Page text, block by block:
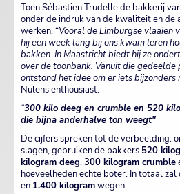
Toen Sébastien Trudelle de bakkerij
onder de indruk van de kwaliteit en de
werken. “Vooral de Limburgse vlaaien
hij een week lang bij ons kwam leren
bakken. In Maastricht biedt hij ze
over de toonbank. Vanuit die gedeelde
ontstond het idee om er iets bijzonders
Nulens enthousiast.
“300 kilo deeg en crumble en 520
die bijna anderhalve ton weegt"
De cijfers spreken tot de verbeelding:
slagen, gebruiken de bakkers 520
kilogram deeg,300 kilogram crumble
hoeveelheden echte boter. In totaal zal
en 1.400 kilogramwegen.